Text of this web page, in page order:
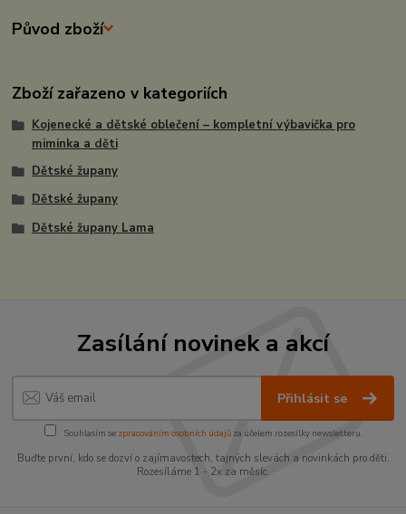
Původ zboží
Zboží zařazeno v kategoriích
Kojenecké a dětské oblečení – kompletní výbavička pro
miminka a děti
Dětské župany
Dětské župany
Dětské župany Lama
Zasílání novinek a akcí
Přihlásit se
Souhlasím se zpracováním osobních údajůza účelem rozesílky newsletteru.
Buďte první, kdo se dozví o zajímavostech, tajných slevách a novinkách pro děti.
Rozesíláme 1 - 2x za měsíc.